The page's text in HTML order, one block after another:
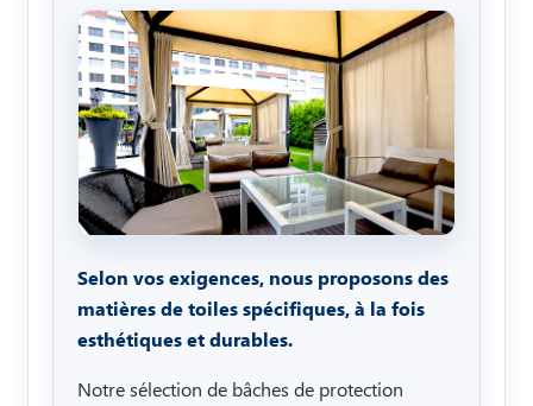
Selon vos exigences, nous proposons des
matières de toiles spécifiques, à la fois
esthétiques et durables.
Notre sélection de bâches de protection